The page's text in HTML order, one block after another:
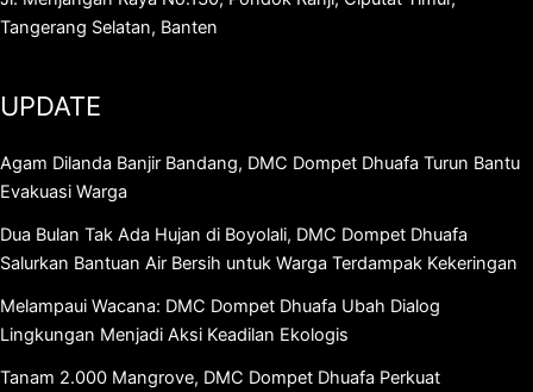
Tangerang Selatan, Banten
UPDATE
Agam Dilanda Banjir Bandang, DMC Dompet Dhuafa Turun Bantu
Evakuasi Warga
Dua Bulan Tak Ada Hujan di Boyolali, DMC Dompet Dhuafa
Salurkan Bantuan Air Bersih untuk Warga Terdampak Kekeringan
Melampaui Wacana: DMC Dompet Dhuafa Ubah Dialog
Lingkungan Menjadi Aksi Keadilan Ekologis
Tanam 2.000 Mangrove, DMC Dompet Dhuafa Perkuat